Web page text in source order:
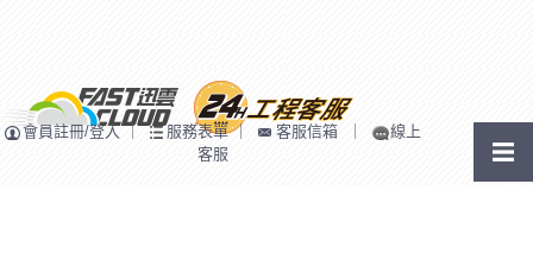
會員註冊/登入｜ 服務表單｜ 客服信箱 ｜
線上
客服